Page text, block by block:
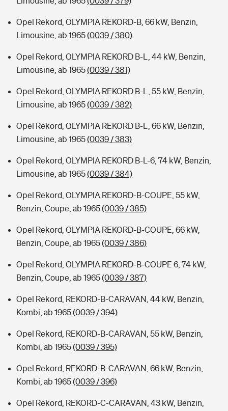
Opel Rekord, OLYMPIA REKORD-B, 66 kW, Benzin,
Limousine, ab 1965(0039 / 380)
Opel Rekord, OLYMPIA REKORD B-L, 44 kW, Benzin,
Limousine, ab 1965(0039 / 381)
Opel Rekord, OLYMPIA REKORD B-L, 55 kW, Benzin,
Limousine, ab 1965(0039 / 382)
Opel Rekord, OLYMPIA REKORD B-L, 66 kW, Benzin,
Limousine, ab 1965(0039 / 383)
Opel Rekord, OLYMPIA REKORD B-L-6, 74 kW, Benzin,
Limousine, ab 1965(0039 / 384)
Opel Rekord, OLYMPIA REKORD-B-COUPE, 55 kW,
Benzin, Coupe, ab 1965(0039 / 385)
Opel Rekord, OLYMPIA REKORD-B-COUPE, 66 kW,
Benzin, Coupe, ab 1965(0039 / 386)
Opel Rekord, OLYMPIA REKORD-B-COUPE 6, 74 kW,
Benzin, Coupe, ab 1965(0039 / 387)
Opel Rekord, REKORD-B-CARAVAN, 44 kW, Benzin,
Kombi, ab 1965(0039 / 394)
Opel Rekord, REKORD-B-CARAVAN, 55 kW, Benzin,
Kombi, ab 1965(0039 / 395)
Opel Rekord, REKORD-B-CARAVAN, 66 kW, Benzin,
Kombi, ab 1965(0039 / 396)
Opel Rekord, REKORD-C-CARAVAN, 43 kW, Benzin,